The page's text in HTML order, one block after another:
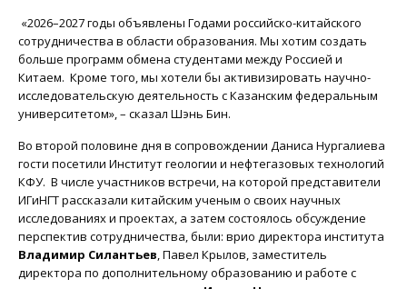
«2026–2027 годы объявлены Годами российско-китайского
сотрудничества в области образования. Мы хотим создать
больше программ обмена студентами между Россией и
Китаем. Кроме того, мы хотели бы активизировать научно-
исследовательскую деятельность с Казанским федеральным
университетом», – сказал Шэнь Бин.
Во второй половине дня в сопровождении Даниса Нургалиева
гости посетили Институт геологии и нефтегазовых технологий
КФУ. В числе участников встречи, на которой представители
ИГиНГТ рассказали китайским ученым о своих научных
исследованиях и проектах, а затем состоялось обсуждение
перспектив сотрудничества, были: врио директора института
Владимир Силантьев, Павел Крылов, заместитель
директора по дополнительному образованию и работе с